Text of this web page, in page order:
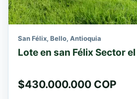
San Félix, Bello, Antioquia
Lote en san Félix Sector
$430.000.000 COP